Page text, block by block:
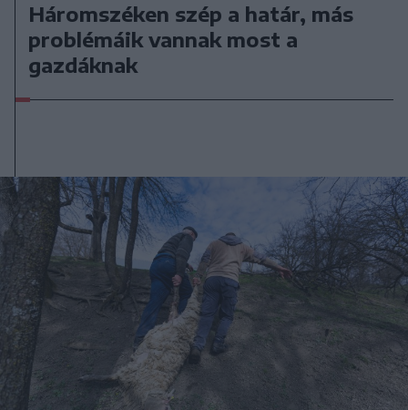
Háromszéken szép a határ, más
problémáik vannak most a
gazdáknak